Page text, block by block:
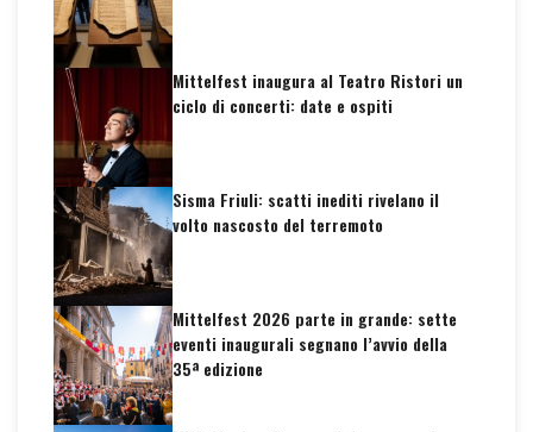
Mittelfest inaugura al Teatro Ristori un
ciclo di concerti: date e ospiti
Sisma Friuli: scatti inediti rivelano il
volto nascosto del terremoto
Mittelfest 2026 parte in grande: sette
eventi inaugurali segnano l’avvio della
35ª edizione